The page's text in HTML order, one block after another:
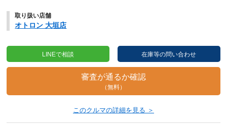
取り扱い店舗
オトロン 大垣店
LINEで相談 在庫等の問い合わせ
審査が通るか確認
（無料）
このクルマの詳細を見る ＞